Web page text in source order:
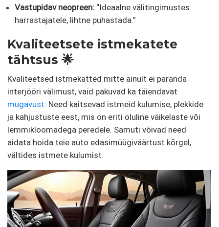
Vastupidav neopreen: “Ideaalne välitingimustes
harrastajatele, lihtne puhastada.”
Kvaliteetsete istmekatete
tähtsus 🌟
Kvaliteetsed istmekatted mitte ainult ei paranda
interjööri välimust, vaid pakuvad ka täiendavat
mugavust. Need kaitsevad istmeid kulumise, plekkide
ja kahjustuste eest, mis on eriti oluline väikelaste või
lemmikloomadega peredele. Samuti võivad need
aidata hoida teie auto edasimüügiväärtust kõrgel,
vältides istmete kulumist.